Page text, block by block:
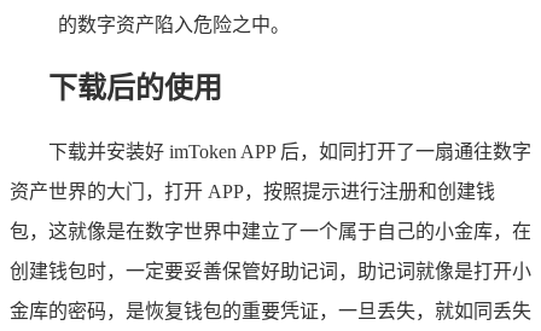
的数字资产陷入危险之中。
下载后的使用
下载并安装好 imToken APP 后，如同打开了一扇通往数字
资产世界的大门，打开 APP，按照提示进行注册和创建钱
包，这就像是在数字世界中建立了一个属于自己的小金库，在
创建钱包时，一定要妥善保管好助记词，助记词就像是打开小
金库的密码，是恢复钱包的重要凭证，一旦丢失，就如同丢失